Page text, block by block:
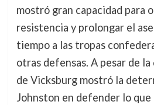
mostró gran capacidad para
resistencia y prolongar el
tiempo a las tropas
otras defensas. A pesar de
de Vicksburg mostró la
Johnston en defender lo que